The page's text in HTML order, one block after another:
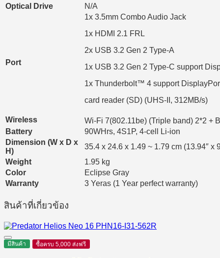
Optical Drive
N/A
Port
1x 3.5mm Combo Audio Jack
1x HDMI 2.1 FRL
2x USB 3.2 Gen 2 Type-A
1x USB 3.2 Gen 2 Type-C support
1x Thunderbolt™ 4 support
card reader (SD) (UHS-II, 312MB/s)
Wireless
Wi-Fi 7(802.11be) (Triple band) 2*2 +
Battery
90WHrs, 4S1P, 4-cell Li-ion
Dimension (W x D x
H)
35.4 x 24.6 x 1.49 ~ 1.79 cm (13.94″ x
Weight
1.95 kg
Color
Eclipse Gray
Warranty
3 Yeras (1 Year perfect warranty)
สินค้าที่เกี่ยวข้อง
มีสินค้า ซื้อครบ 5,000 ส่งฟรี